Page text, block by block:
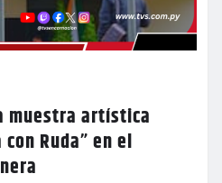
muestra artística
Ruda” en el